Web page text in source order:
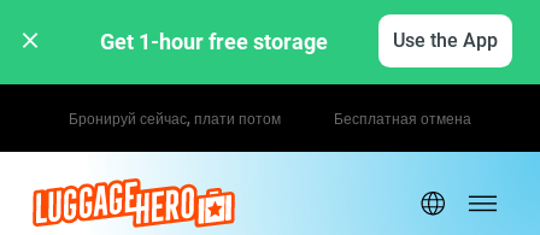
Get 1-hour free storage Use the App
Почасовые / дневные тарифы